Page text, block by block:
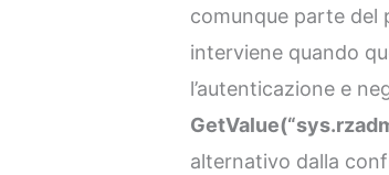
comunque parte del
interviene quando
l’autenticazione e
alternativo dalla